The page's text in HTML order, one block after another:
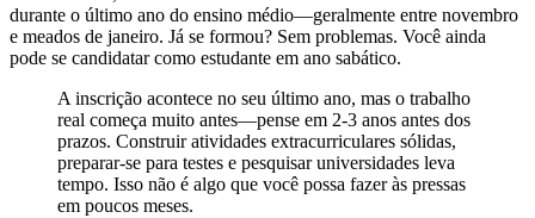
durante o último ano do ensino médio—geralmente entre novembro
e meados de janeiro. Já se formou? Sem problemas. Você ainda
pode se candidatar como estudante em ano sabático.
A inscrição acontece no seu último ano, mas o trabalho
real começa muito antes—pense em 2-3 anos antes dos
prazos. Construir atividades extracurriculares sólidas,
preparar-se para testes e pesquisar universidades leva
tempo. Isso não é algo que você possa fazer às pressas
em poucos meses.